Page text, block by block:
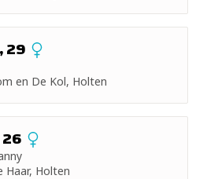
+ 10km
29
en De Kol, Holten
Haar, Holten